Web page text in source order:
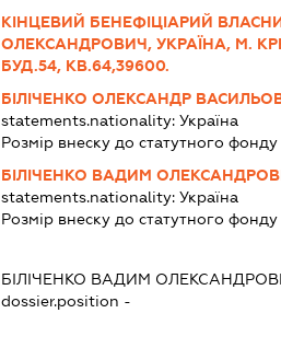
КІНЦЕВИЙ БЕНЕФІЦІАРИЙ
ОЛЕКСАНДРОВИЧ, УКРАЇНА, М.
БУД.54, КВ.64,39600.
БІЛІЧЕНКО ОЛЕКСАНДР
statements.nationality: Україна
Розмір внеску до статутного фонду
БІЛІЧЕНКО ВАДИМ
statements.nationality: Україна
Розмір внеску до статутного фонду
БІЛІЧЕНКО ВАДИМ
dossier.position -